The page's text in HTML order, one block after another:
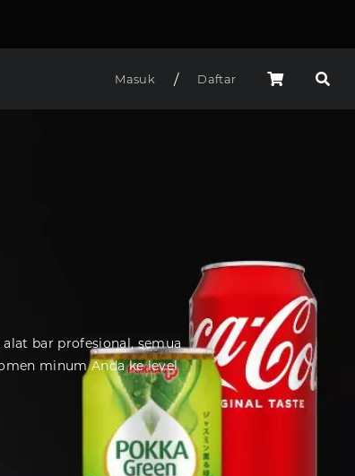
Masuk / Daftar
bar profesional, semua
minum Anda ke level